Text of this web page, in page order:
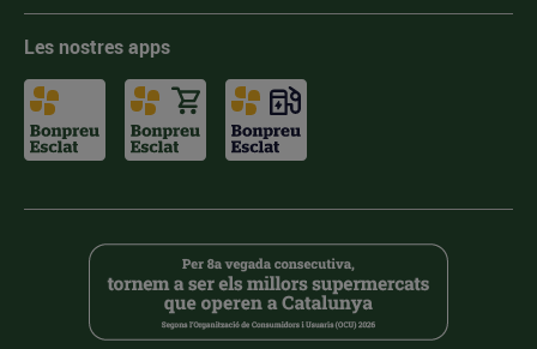
Les nostres apps